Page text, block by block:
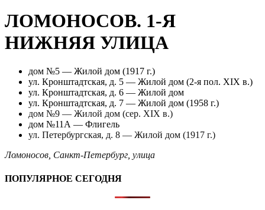
ЛОМОНОСОВ. 1-Я
НИЖНЯЯ УЛИЦА
дом №5 — Жилой дом (1917 г.)
ул. Кронштадтская, д. 5 — Жилой дом (2-я пол. ХIХ в.)
ул. Кронштадтская, д. 6 — Жилой дом
ул. Кронштадтская, д. 7 — Жилой дом (1958 г.)
дом №9 — Жилой дом (сер. XIX в.)
дом №11А — Флигель
ул. Петербургская, д. 8 — Жилой дом (1917 г.)
Ломоносов Санкт-Петербург улица
ПОПУЛЯРНОЕ СЕГОДНЯ